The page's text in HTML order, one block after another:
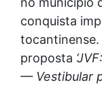
conquista
tocantinense.
proposta
— Vestibular